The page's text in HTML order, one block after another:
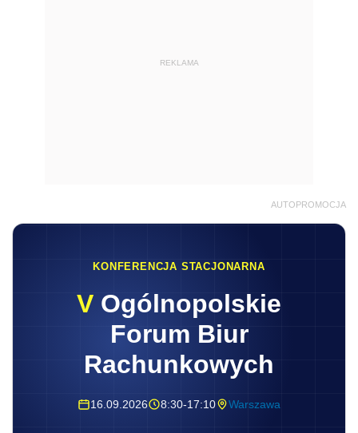
REKLAMA
AUTOPROMOCJA
KONFERENCJA STACJONARNA
V Ogólnopolskie
Forum Biur
Rachunkowych
16.09.2026 8:30-17:10 Warszawa